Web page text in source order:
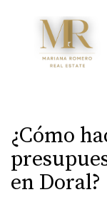
¿Cómo
en Doral?